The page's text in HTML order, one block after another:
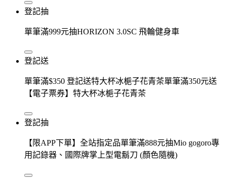
登記抽
單筆滿999元抽HORIZON 3.0SC 飛輪健身車
登記送
單筆滿$350 登記送特大杯冰梔子花青茶單筆滿350元送
【電子票券】特大杯冰梔子花青茶
登記抽
【限APP下單】全站指定品單筆滿888元抽Mio gogoro專
用記錄器、國際牌掌上型電鬍刀 (顏色隨機)